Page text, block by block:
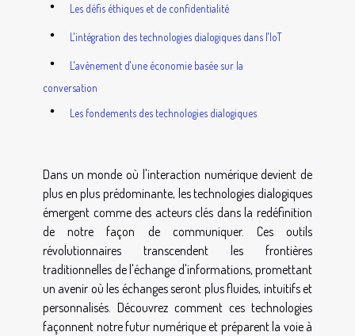
Les défis éthiques et de confidentialité
L'intégration des technologies dialogiques dans l'IoT
L'avènement d'une économie basée sur la
conversation
Les fondements des technologies dialogiques
Dans un monde où l'interaction numérique devient de
plus en plus prédominante, les technologies dialogiques
émergent comme des acteurs clés dans la redéfinition
de notre façon de communiquer. Ces outils
révolutionnaires transcendent les frontières
traditionnelles de l'échange d'informations, promettant
un avenir où les échanges seront plus fluides, intuitifs et
personnalisés. Découvrez comment ces technologies
façonnent notre futur numérique et préparent la voie à